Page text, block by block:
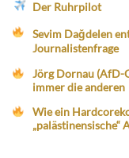
Der Ruhrpilot
Sevim Dağdelen
Journalistenfrage
Jörg Dornau (AfD-
immer die anderen
Wie ein